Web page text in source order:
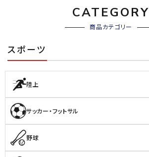
CATEGORY
商品カテゴリー
スポーツ
陸上
サッカー・フットサル
野球